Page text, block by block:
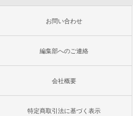
お問い合わせ
編集部へのご連絡
会社概要
特定商取引法に基づく表示